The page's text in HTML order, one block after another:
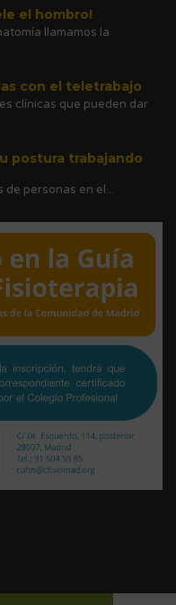
el hombro!
llamamos la
con el teletrabajo
clínicas que pueden dar
postura trabajando
de personas en el...